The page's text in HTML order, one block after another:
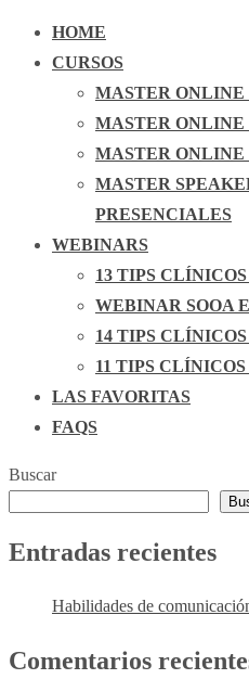
HOME
CURSOS
MASTER ONLINE
MASTER ONLINE
MASTER ONLINE
MASTER
PRESENCIALES
WEBINARS
13 TIPS CLÍNICOS
WEBINAR SOOA
14 TIPS CLÍNICOS
11 TIPS CLÍNICOS
LAS FAVORITAS
FAQS
Buscar
Entradas recientes
Habilidades de
Comentarios